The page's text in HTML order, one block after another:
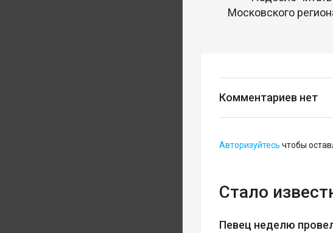
Московского
Комментариев нет
Авторизуйтесь чтобы
Стало
Певец неделю